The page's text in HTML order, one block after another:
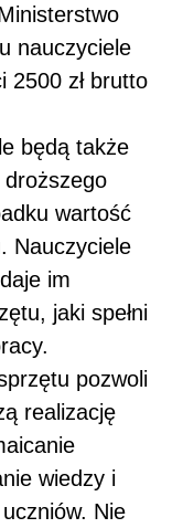
nauczyciele
2500 zł brutto
będą także
droższego
wartość
Nauczyciele
im
jaki spełni
pozwoli
realizację
wiedzy i
Nie